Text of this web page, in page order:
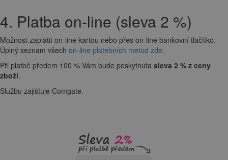
4. Platba on-line (sleva 2 %)
Možnost zaplatit on-line kartou nebo přes on-line bankovní tlačítko.
Úplný seznam všech on-line platebních metod zde.
Při platbě předem 100 % Vám bude poskytnuta sleva 2 % z ceny
zboží.
Službu zajišťuje Comgate.